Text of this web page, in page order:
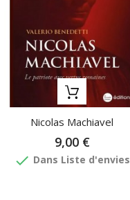
Nicolas Machiavel
9,00 €
done Dans Liste d'envies